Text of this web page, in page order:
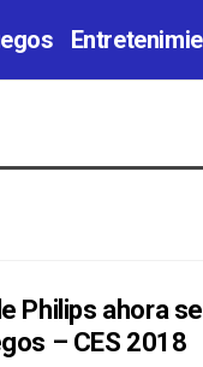
Philips ahora
– CES 2018